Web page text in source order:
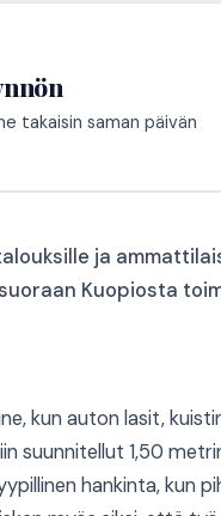
takaisin saman päivän
ja
Kuopiosta
kun auton lasit,
suunnitellut 1,50
hankinta, kun